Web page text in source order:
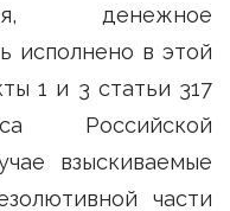
денежное
исполнено в этой
1 и 3 статьи 317
Российской
взыскиваемые
части